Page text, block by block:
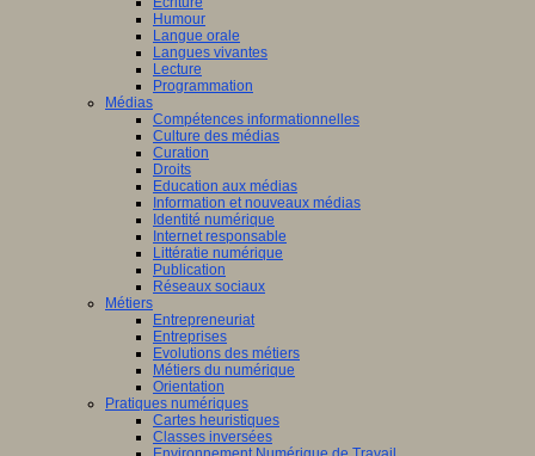
Humour
Langue orale
Langues vivantes
Lecture
Programmation
Médias
Compétences informationnelles
Culture des médias
Curation
Droits
Education aux médias
Information et nouveaux médias
Identité numérique
Internet responsable
Littératie numérique
Publication
Réseaux sociaux
Métiers
Entrepreneuriat
Entreprises
Evolutions des métiers
Métiers du numérique
Orientation
Pratiques numériques
Cartes heuristiques
Classes inversées